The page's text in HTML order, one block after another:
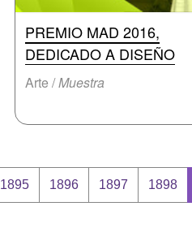
PREMIO MAD 2016,
DEDICADO A DISEÑO
Arte /Muestra
1895 1896 1897 1898